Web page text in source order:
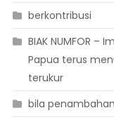
berkontribusi
BIAK NUMFOR
Papua terus
terukur
bila